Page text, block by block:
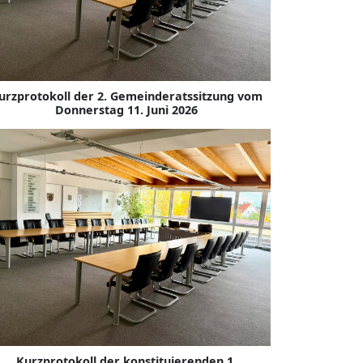
der 2. Gemeinderatssitzung vom
Donnerstag 11. Juni 2026